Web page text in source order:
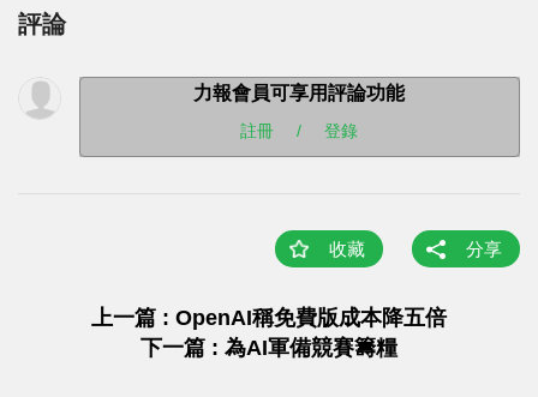
評論
力報會員可享用評論功能
註冊 / 登錄
收藏 分享
上一篇 : OpenAI稱免費版成本降五倍
下一篇 : 為AI軍備競賽籌糧